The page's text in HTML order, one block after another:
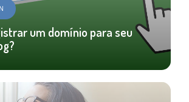
um domínio para seu